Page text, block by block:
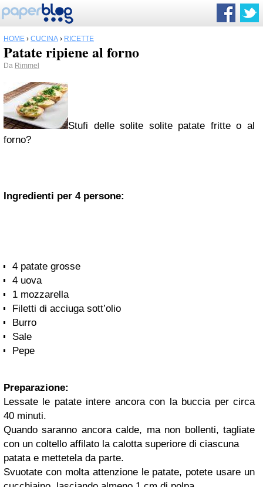
HOME › CUCINA › RICETTE
Patate ripiene al forno
Da Rimmel
Stufi delle solite solite patate fritte o al
forno?
Ingredienti per 4 persone:
4 patate grosse
4 uova
1 mozzarella
Filetti di acciuga sott’olio
Burro
Sale
Pepe
Preparazione:
Lessate le patate intere ancora con la buccia per circa
40 minuti.
Quando saranno ancora calde, ma non bollenti, tagliate
con un coltello affilato la calotta superiore di ciascuna
patata e mettetela da parte.
Svuotate con molta attenzione le patate, potete usare un